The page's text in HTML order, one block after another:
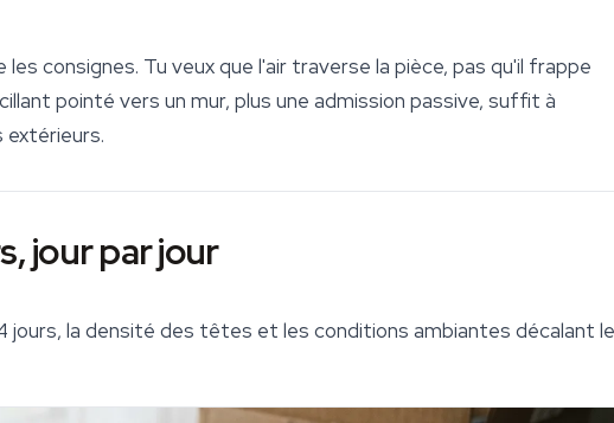
consignes. Tu veux que l'air traverse la pièce, pas qu'il frappe
pointé vers un mur, plus une admission passive, suffit à
extérieurs.
jour par jour
jours, la densité des têtes et les conditions ambiantes décalant le